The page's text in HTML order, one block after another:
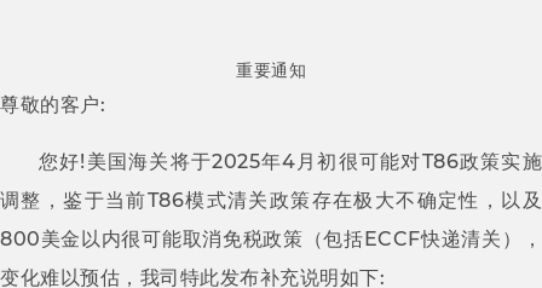
重要通知
尊敬的客户:
您好! 美国海关将于2025年4 月初很可能对T86政策实施
调整，鉴于当前T86模式清关政策存在极大不确定性，以及
800美金以内很可能取消免税政策（包括ECCF快递清关），
变化难以预估，我司特此发布补充说明如下: